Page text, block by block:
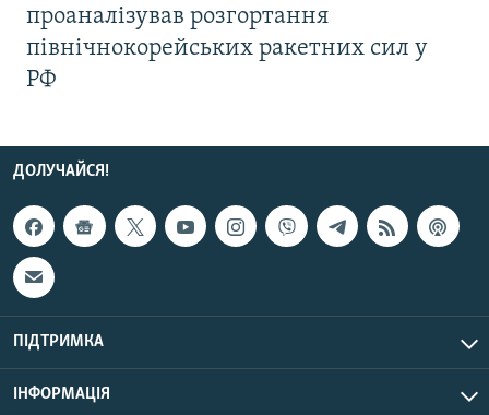
проаналізував розгортання
північнокорейських ракетних сил у
РФ
ДОЛУЧАЙСЯ!
ПІДТРИМКА
ІНФОРМАЦІЯ